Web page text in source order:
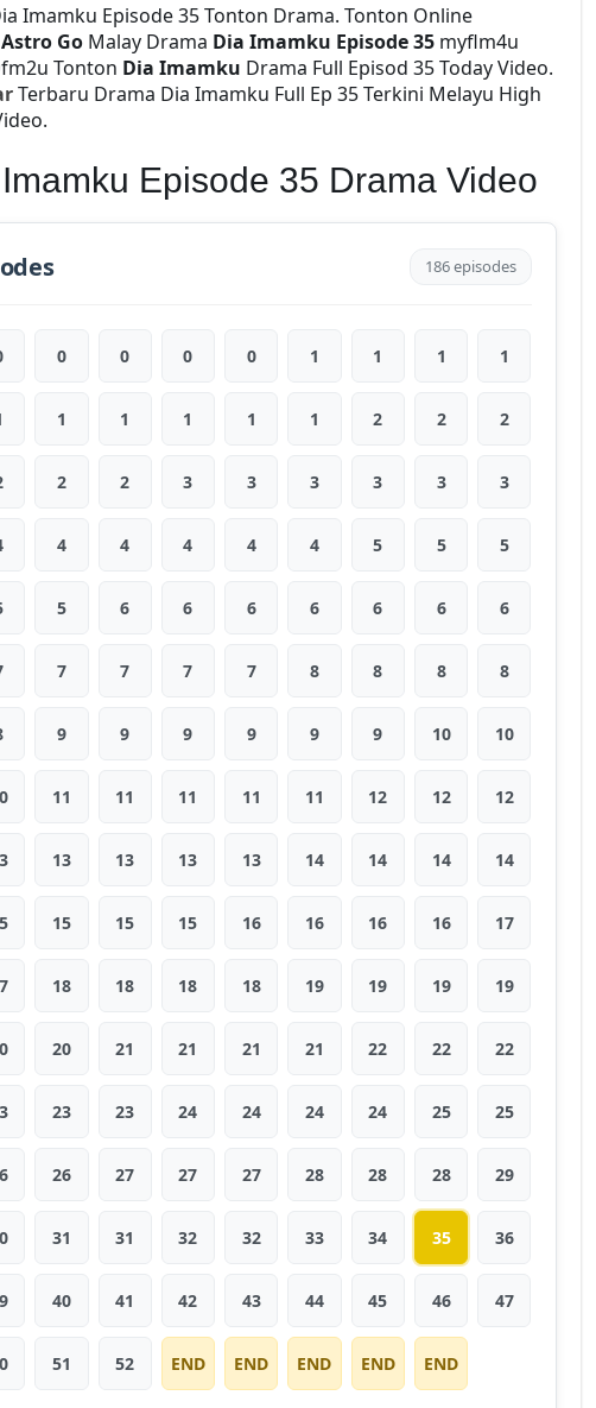
Imamku Episode 35 Tonton Drama. Tonton Online
Astro GoMalay Drama Dia Imamku Episode 35 myflm4u
Tonton Dia Imamku Drama Full Episod 35 Today Video.
Terbaru Drama Dia Imamku Full Ep 35 Terkini Melayu High
Episode 35 Drama Video
186 episodes
0 0 0 0 1 1 1 1
1 1 1 1 1 2 2 2
2 2 3 3 3 3 3 3
4 4 4 4 4 5 5 5
5 6 6 6 6 6 6 6
7 7 7 7 8 8 8 8
9 9 9 9 9 9 10 10
11 11 11 11 11 12 12 12
13 13 13 13 14 14 14 14
15 15 15 16 16 16 16 17
18 18 18 18 19 19 19 19
20 21 21 21 21 22 22 22
23 23 24 24 24 24 25 25
26 27 27 27 28 28 28 29
31 31 32 32 33 34 35 36
40 41 42 43 44 45 46 47
51 52 END END END END END